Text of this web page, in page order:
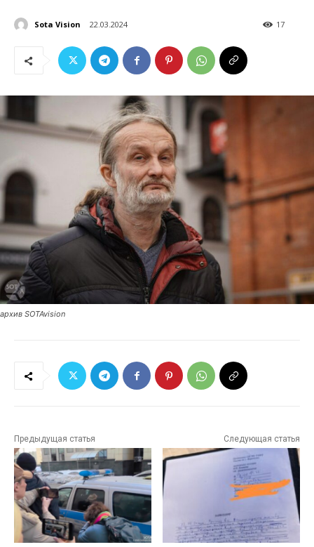
Sota Vision 22.03.2024 17
архив SOTAvision
Предыдущая статья Следующая статья